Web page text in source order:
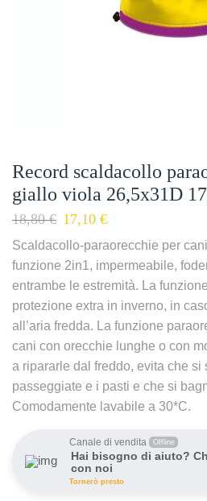
Record scaldacollo
giallo viola 26,5x31D
18,80€ 17,10 €
Scaldacollo-paraorecchie per
funzione 2in1, impermeabile,
entrambe le estremità. La
protezione extra in inverno, in
all’aria fredda. La funzione
cani con orecchie lunghe o con
a ripararle dal freddo, evita che si
passeggiate e i pasti e che si
Comodamente lavabile a 30*C.
Canale di vendita Offline
Hai bisogno di aiuto?
con noi
Tornerò presto